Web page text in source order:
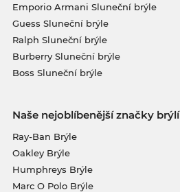
Emporio Armani Sluneční brýle
Guess Sluneční brýle
Ralph Sluneční brýle
Burberry Sluneční brýle
Boss Sluneční brýle
Naše nejoblíbenější značky brýlí
Ray-Ban Brýle
Oakley Brýle
Humphreys Brýle
Marc O Polo Brýle